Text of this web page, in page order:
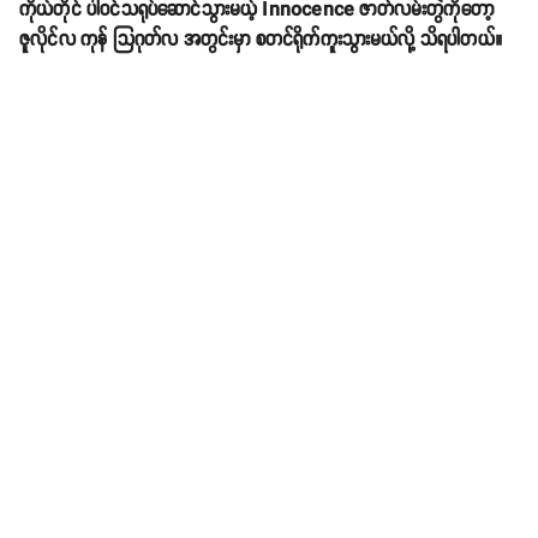
ကိုယ်တိုင် ပါဝင်သရုပ်ဆောင်သွားမယ့် Innocence ဇာတ်လမ်းတွဲကိုတော့
ဇူလိုင်လ ကုန် သြဂုတ်လ အတွင်းမှာ စတင်ရိုက်ကူးသွားမယ်လို့ သိရပါတယ်။